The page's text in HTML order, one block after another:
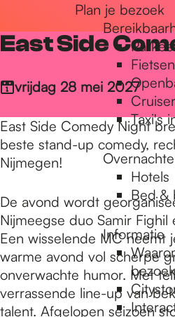
Plan je bezoek
Taxi's
Hotels
Bed &
Informatie
East Side
vrijdag 28 mei 2027
East Side Comedy Night
beste stand-up comedy,
Nijmegen!
De avond wordt
Nijmeegse duo Samir Fighil
Een wisselende MC neemt
warme avond vol scherpe
onverwachte humor. Met
verrassende line-up van
talent. Afgelopen seizoen